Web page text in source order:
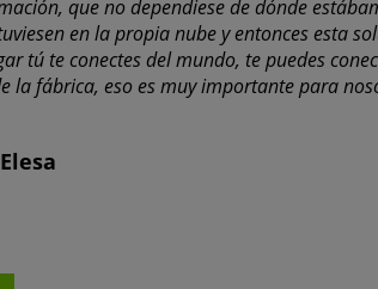
que no dependiese de dónde
en la propia nube y entonces esta
tú te conectes del mundo, te puedes
la fábrica, eso es muy importante para